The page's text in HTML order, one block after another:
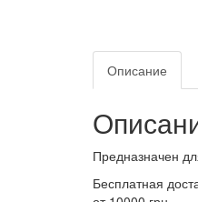
Описание
Предназначен
Бесплатная